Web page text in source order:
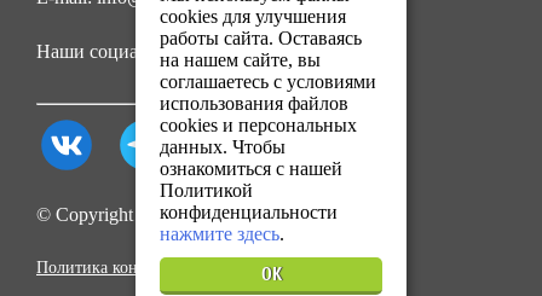
Наши социальные сети:
© Copyright 2025. Все права защищены.
Политика конфиденциальности
cookies для улучшения
работы сайта. Оставаясь
на нашем сайте, вы
соглашаетесь с условиями
использования файлов
cookies и персональных
данных. Чтобы
ознакомиться с нашей
Политикой
конфиденциальности
нажмите здесь.
OK